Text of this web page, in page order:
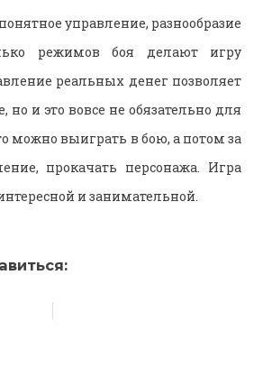
управление, разнообразие
режимов боя делают игру
реальных денег позволяет
но и это вовсе не обязательно для
можно выиграть в бою, а потом за
прокачать персонажа. Игра
и занимательной.